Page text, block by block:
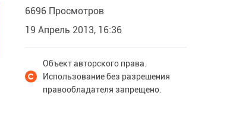
6696 Просмотров
19 Апрель 2013, 16:36
Объект авторского права.
Использование без разрешения
правообладателя запрещено.